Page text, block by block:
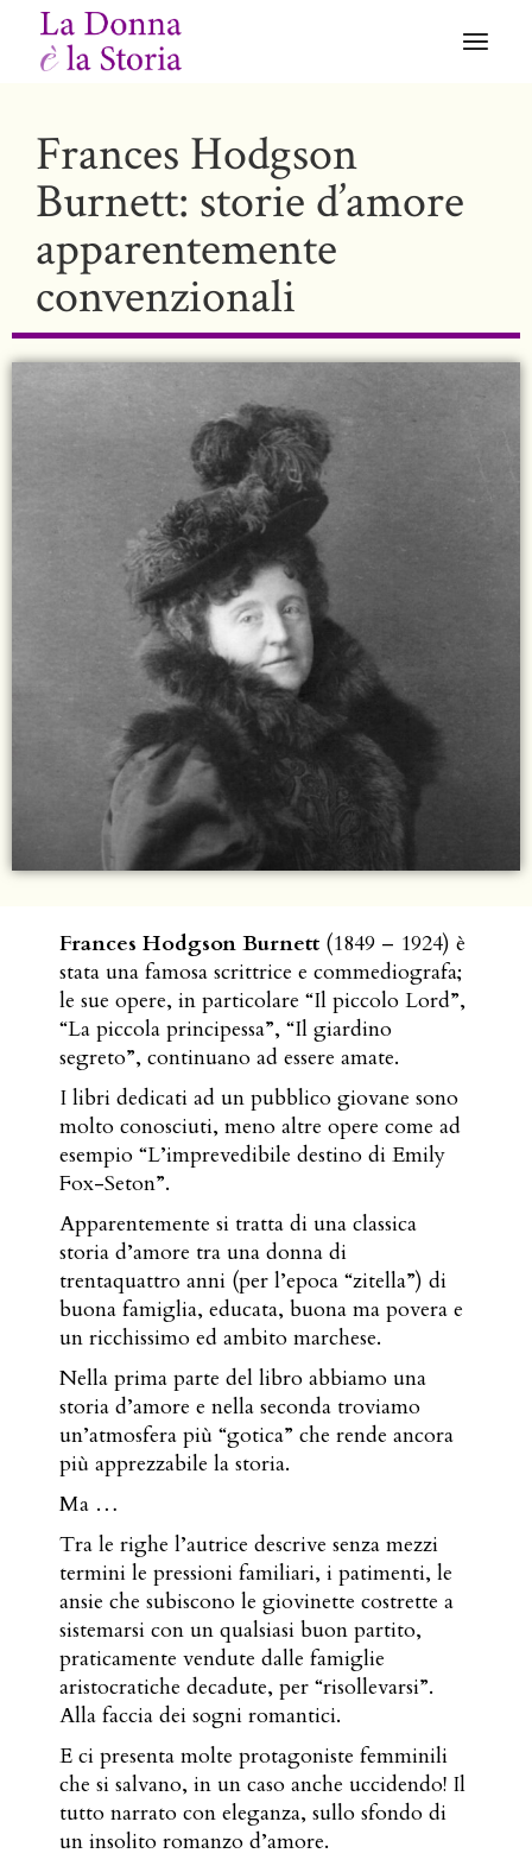
Frances Hodgson
Burnett: storie d’amore
apparentemente
convenzionali
Frances Hodgson Burnett (1849 – 1924) è
stata una famosa scrittrice e commediografa;
le sue opere, in particolare “Il piccolo Lord”,
“La piccola principessa”, “Il giardino
segreto”, continuano ad essere amate.
I libri dedicati ad un pubblico giovane sono
molto conosciuti, meno altre opere come ad
esempio “L’imprevedibile destino di Emily
Fox-Seton”.
Apparentemente si tratta di una classica
storia d’amore tra una donna di
trentaquattro anni (per l’epoca “zitella”) di
buona famiglia, educata, buona ma povera e
un ricchissimo ed ambito marchese.
Nella prima parte del libro abbiamo una
storia d’amore e nella seconda troviamo
un’atmosfera più “gotica” che rende ancora
più apprezzabile la storia.
Ma …
Tra le righe l’autrice descrive senza mezzi
termini le pressioni familiari, i patimenti, le
ansie che subiscono le giovinette costrette a
sistemarsi con un qualsiasi buon partito,
praticamente vendute dalle famiglie
aristocratiche decadute, per “risollevarsi”.
Alla faccia dei sogni romantici.
E ci presenta molte protagoniste femminili
che si salvano, in un caso anche uccidendo! Il
tutto narrato con eleganza, sullo sfondo di
un insolito romanzo d’amore.